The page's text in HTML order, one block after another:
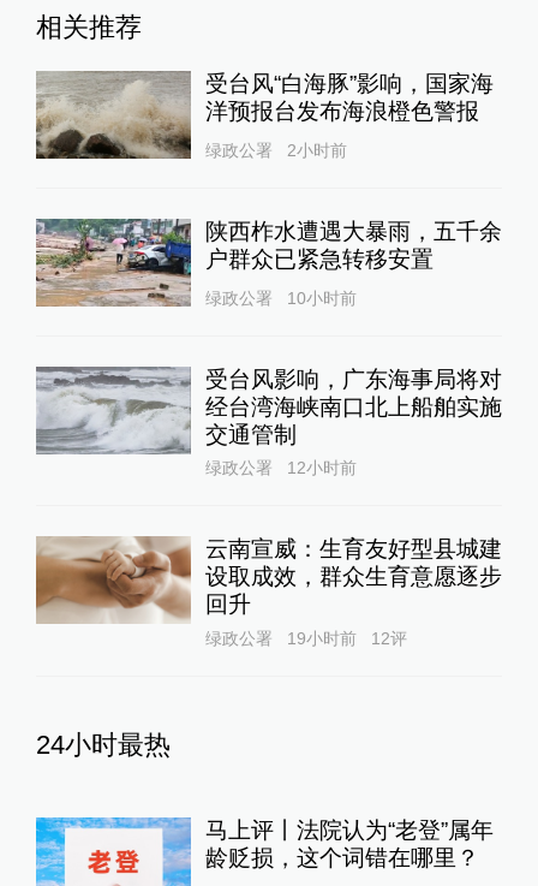
相关推荐
受台风“白海豚”影响，国家海
洋预报台发布海浪橙色警报
绿政公署 2小时前
陕西柞水遭遇大暴雨，五千余
户群众已紧急转移安置
绿政公署 10小时前
受台风影响，广东海事局将对
经台湾海峡南口北上船舶实施
交通管制
绿政公署 12小时前
云南宣威：生育友好型县城建
设取成效，群众生育意愿逐步
回升
绿政公署 19小时前 12评
24小时最热
马上评丨法院认为“老登”属年
龄贬损，这个词错在哪里？